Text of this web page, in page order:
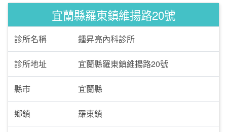
宜蘭縣羅東鎮維揚路20號
診所名稱 鍾昇亮內科診所
診所地址 宜蘭縣羅東鎮維揚路20號
縣市 宜蘭縣
鄉鎮 羅東鎮